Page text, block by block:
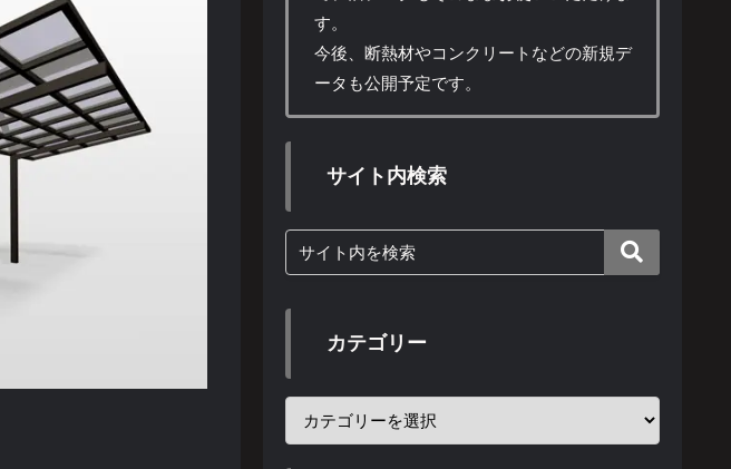
す。
今後、断熱材やコンクリートなどの新規デ
ータも公開予定です。
サイト内検索
カテゴリー